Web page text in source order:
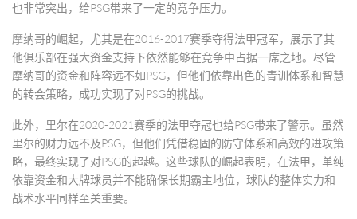
也非常突出，给PSG带来了一定的竞争压力。
摩纳哥的崛起，尤其是在2016-2017赛季夺得法甲冠军，展示了其
他俱乐部在强大资金支持下依然能够在竞争中占据一席之地。尽管
摩纳哥的资金和阵容远不如PSG，但他们依靠出色的青训体系和智慧
的转会策略，成功实现了对PSG的挑战。
此外，里尔在2020-2021赛季的法甲夺冠也给PSG带来了警示。虽然
里尔的财力远不及PSG，但他们凭借稳固的防守体系和高效的进攻策
略，最终实现了对PSG的超越。这些球队的崛起表明，在法甲，单纯
依靠资金和大牌球员并不能确保长期霸主地位，球队的整体实力和
战术水平同样至关重要。